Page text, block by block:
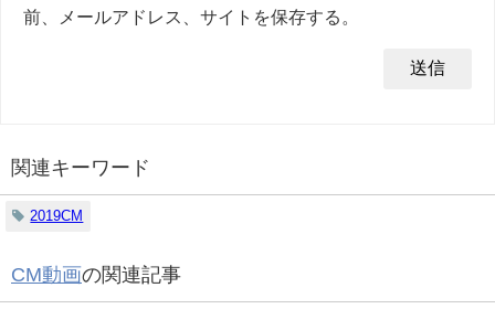
前、メールアドレス、サイトを保存する。
関連キーワード
2019CM
CM動画の関連記事